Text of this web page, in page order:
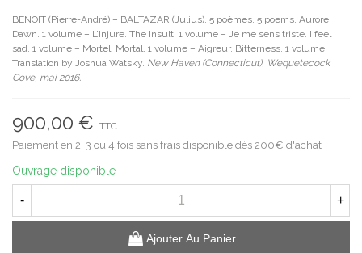
BENOIT (Pierre-André) – BALTAZAR (Julius). 5 poèmes. 5 poems. Aurore.
Dawn. 1 volume – L’Injure. The Insult. 1 volume – Je me sens triste. I feel
sad. 1 volume – Mortel. Mortal. 1 volume – Aigreur. Bitterness. 1 volume.
Translation by Joshua Watsky. New Haven (Connecticut), Wequetecock
Cove, mai 2016.
900,00 € TTC
Paiement en 2, 3 ou 4 fois sans frais disponible dès 200€ d'achat
Ouvrage disponible
- +
Ajouter Au Panier